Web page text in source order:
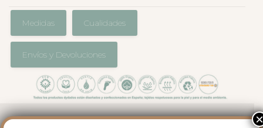
Medidas Cualidades
Envíos y Devoluciones
×